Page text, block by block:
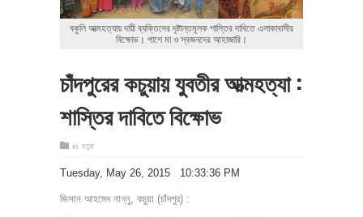
বকুলি আত্মহত্যায় দায়ী ব্যক্তিদের দৃষ্টান্তমূলক শাস্তির দাবিতে এলাকাবাসীর
বিক্ষোভ। পাশে মা ও স্বজনদের আহাজারি।
চাঁদপুরের কচুয়ায় যুবতীর আত্মহত্যা :
শাস্তির দাবিতে বিক্ষোভ
in কচুয়া
‎Tuesday, ‎May ‎26, ‎2015 10:33:36 PM
জিসান আহমেদ নান্নু, কচুয়া (চাঁদপুর) :